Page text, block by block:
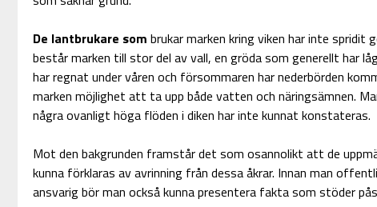
De lantbrukare som brukar marken kring viken har inte spridit
består marken till stor del av vall, en gröda som generellt har
har regnat under våren och försommaren har nederbörden
marken möjlighet att ta upp både vatten och näringsämnen.
några ovanligt höga flöden i diken har inte kunnat konstateras.
Mot den bakgrunden framstår det som osannolikt att de
kunna förklaras av avrinning från dessa åkrar. Innan man
ansvarig bör man också kunna presentera fakta som stöder